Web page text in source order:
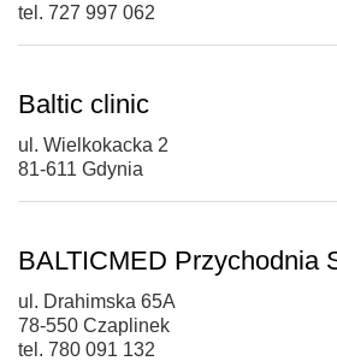
tel. 727 997 062
Baltic clinic
ul. Wielkokacka 2
81-611 Gdynia
BALTICMED Przychodnia
ul. Drahimska 65A
78-550 Czaplinek
tel. 780 091 132